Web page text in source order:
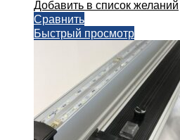
Добавить в список желаний
Сравнить
Быстрый просмотр